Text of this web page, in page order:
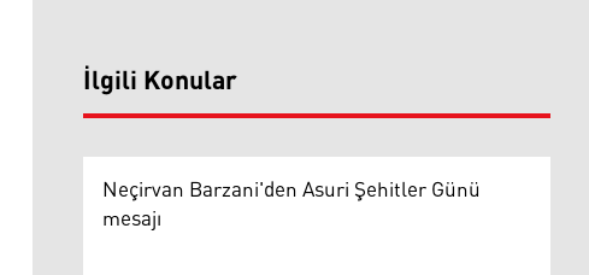
İlgili Konular
Neçirvan Barzani'den Asuri Şehitler Günü
mesajı